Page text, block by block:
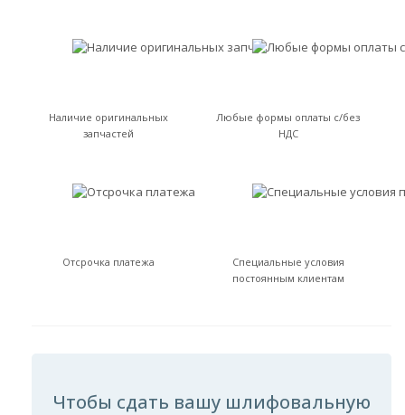
Наличие оригинальных
запчастей
Любые формы оплаты с/без
НДС
Отсрочка платежа
Специальные условия
постоянным клиентам
Чтобы сдать вашу шлифовальную